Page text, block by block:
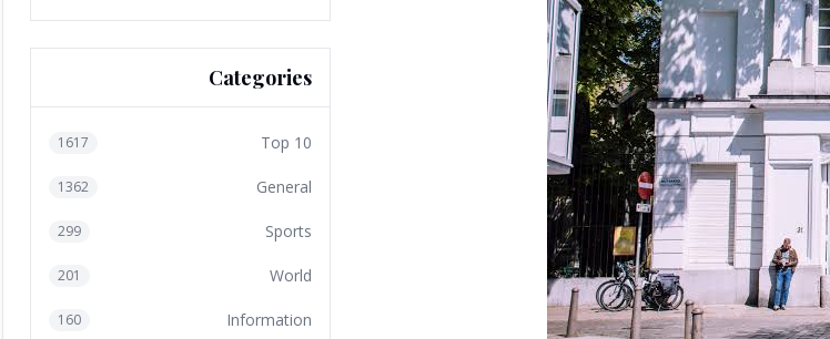
Categories
Top 10
1617
General
1362
Sports
299
World
201
Information
160